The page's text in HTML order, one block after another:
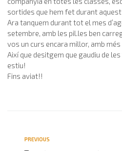
sortides que hem fet durant
Ara tanquem durant tot el mes
setembre, amb les pil.les ben
vos un curs encara millor, amb
Així que desitgem que gaudiu de
estiu!
Fins aviat!!
PREVIOUS